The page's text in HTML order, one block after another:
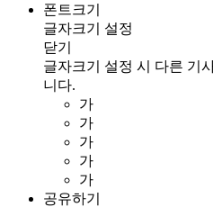
폰트크기
글자크기 설정
닫기
글자크기 설정 시 다른 기
니다.
가
가
가
가
가
공유하기